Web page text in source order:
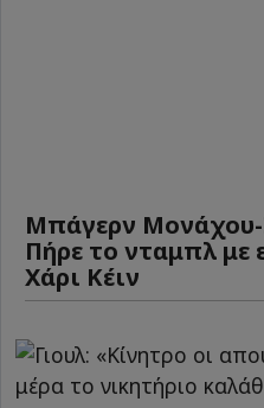
Μπάγερν Μονάχου-
Πήρε το νταμπλ με
Χάρι Κέιν